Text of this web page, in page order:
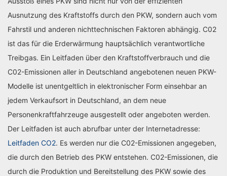
Ausnutzung des Kraftstoffs durch den PKW, sondern auch vom
Fahrstil und anderen nichttechnischen Faktoren abhängig. C02
ist das für die Erderwärmung hauptsächlich verantwortliche
Treibgas. Ein Leitfaden über den Kraftstoffverbrauch und die
C02-Emissionen aller in Deutschland angebotenen neuen PKW-
Modelle ist unentgeltlich in elektronischer Form einsehbar an
jedem Verkaufsort in Deutschland, an dem neue
Personenkraftfahrzeuge ausgestellt oder angeboten werden.
Der Leitfaden ist auch abrufbar unter der Internetadresse:
Leitfaden CO2. Es werden nur die C02-Emissionen angegeben,
die durch den Betrieb des PKW entstehen. C02-Emissionen, die
durch die Produktion und Bereitstellung des PKW sowie des